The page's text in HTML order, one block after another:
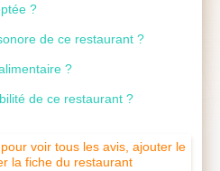
?
de ce restaurant ?
?
de ce restaurant ?
voir tous les avis, ajouter le
la fiche du restaurant